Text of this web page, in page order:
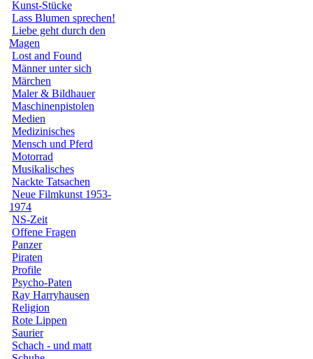
Kunst-Stücke
Lass Blumen sprechen!
Liebe geht durch den
Magen
Lost and Found
Männer unter sich
Märchen
Maler & Bildhauer
Maschinenpistolen
Medien
Medizinisches
Mensch und Pferd
Motorrad
Musikalisches
Nackte Tatsachen
Neue Filmkunst 1953-
1974
NS-Zeit
Offene Fragen
Panzer
Piraten
Profile
Psycho-Paten
Ray Harryhausen
Religion
Rote Lippen
Saurier
Schach - und matt